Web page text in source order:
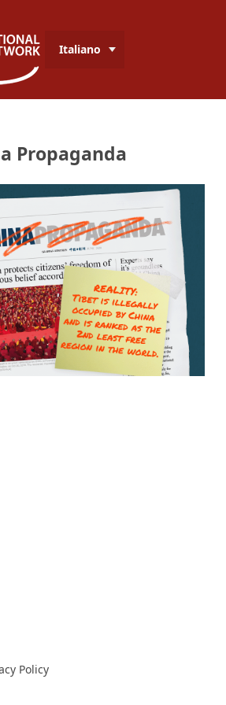
Italiano
Propaganda
Policy